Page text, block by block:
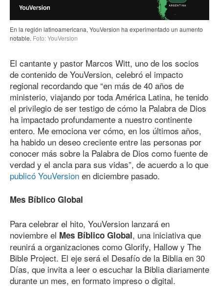
En la región latinoamericana, YouVersion ha experimentado un aumento
notable. Foto: YouVersion
El cantante y pastor Marcos Witt, uno de los socios
de contenido de YouVersion, celebró el impacto
regional recordando que “en más de 40 años de
ministerio, viajando por toda América Latina, he tenido
el privilegio de ser testigo de cómo la Palabra de Dios
ha impactado profundamente a nuestro continente
entero. Me emociona ver cómo, en los últimos años,
ha habido un deseo creciente entre las personas por
conocer más sobre la Palabra de Dios como fuente de
verdad y el ancla para sus vidas”, de acuerdo a lo que
publicó YouVersion en diciembre pasado.
Mes Bíblico Global
Para celebrar el hito, YouVersion lanzará en
noviembre el Mes Bíblico Global, una iniciativa que
reunirá a organizaciones como Glorify, Hallow y The
Bible Project. El eje será el Desafío de la Biblia en 30
Días, que invita a leer o escuchar la Biblia diariamente
durante un mes, en formato impreso o digital.